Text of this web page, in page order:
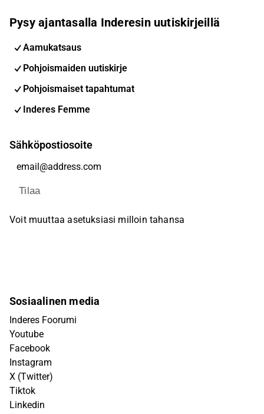
Pysy ajantasalla Inderesin uutiskirjeillä
Aamukatsaus
Pohjoismaiden uutiskirje
Pohjoismaiset tapahtumat
Inderes Femme
Sähköpostiosoite
Tilaa
Voit muuttaa asetuksiasi milloin tahansa
Sosiaalinen media
Inderes Foorumi
Youtube
Facebook
Instagram
X (Twitter)
Tiktok
Linkedin